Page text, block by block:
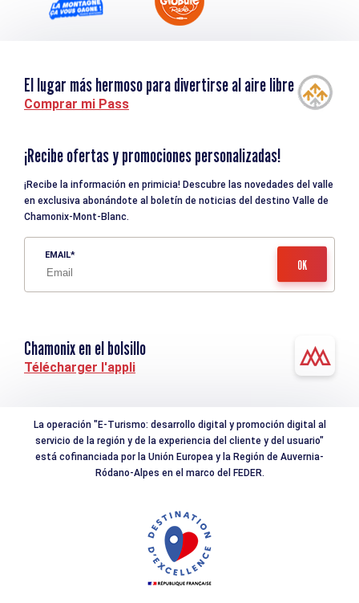
El lugar más hermoso para divertirse al aire libre
Comprar mi Pass
¡Recibe ofertas y promociones personalizadas!
¡Recibe la información en primicia! Descubre las novedades del valle
en exclusiva abonándote al boletín de noticias del destino Valle de
Chamonix-Mont-Blanc.
EMAIL
Chamonix en el bolsillo
Télécharger l'appli
La operación "E-Turismo: desarrollo digital y promoción digital al
servicio de la región y de la experiencia del cliente y del usuario"
está cofinanciada por la Unión Europea y la Región de Auvernia-
Ródano-Alpes en el marco del FEDER.